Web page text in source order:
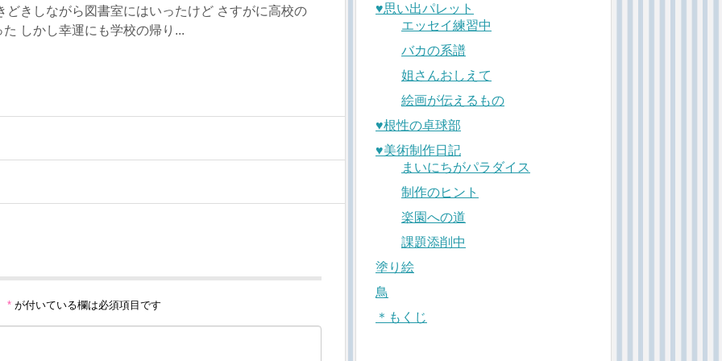
どきしながら図書室にはいったけど さすがに高校の
しかし幸運にも学校の帰り...
* が付いている欄は必須項目です
♥︎思い出パレット
エッセイ練習中
バカの系譜
姐さんおしえて
絵画が伝えるもの
♥︎根性の卓球部
♥︎美術制作日記
まいにちがパラダイス
制作のヒント
楽園への道
課題添削中
塗り絵
鳥
＊もくじ